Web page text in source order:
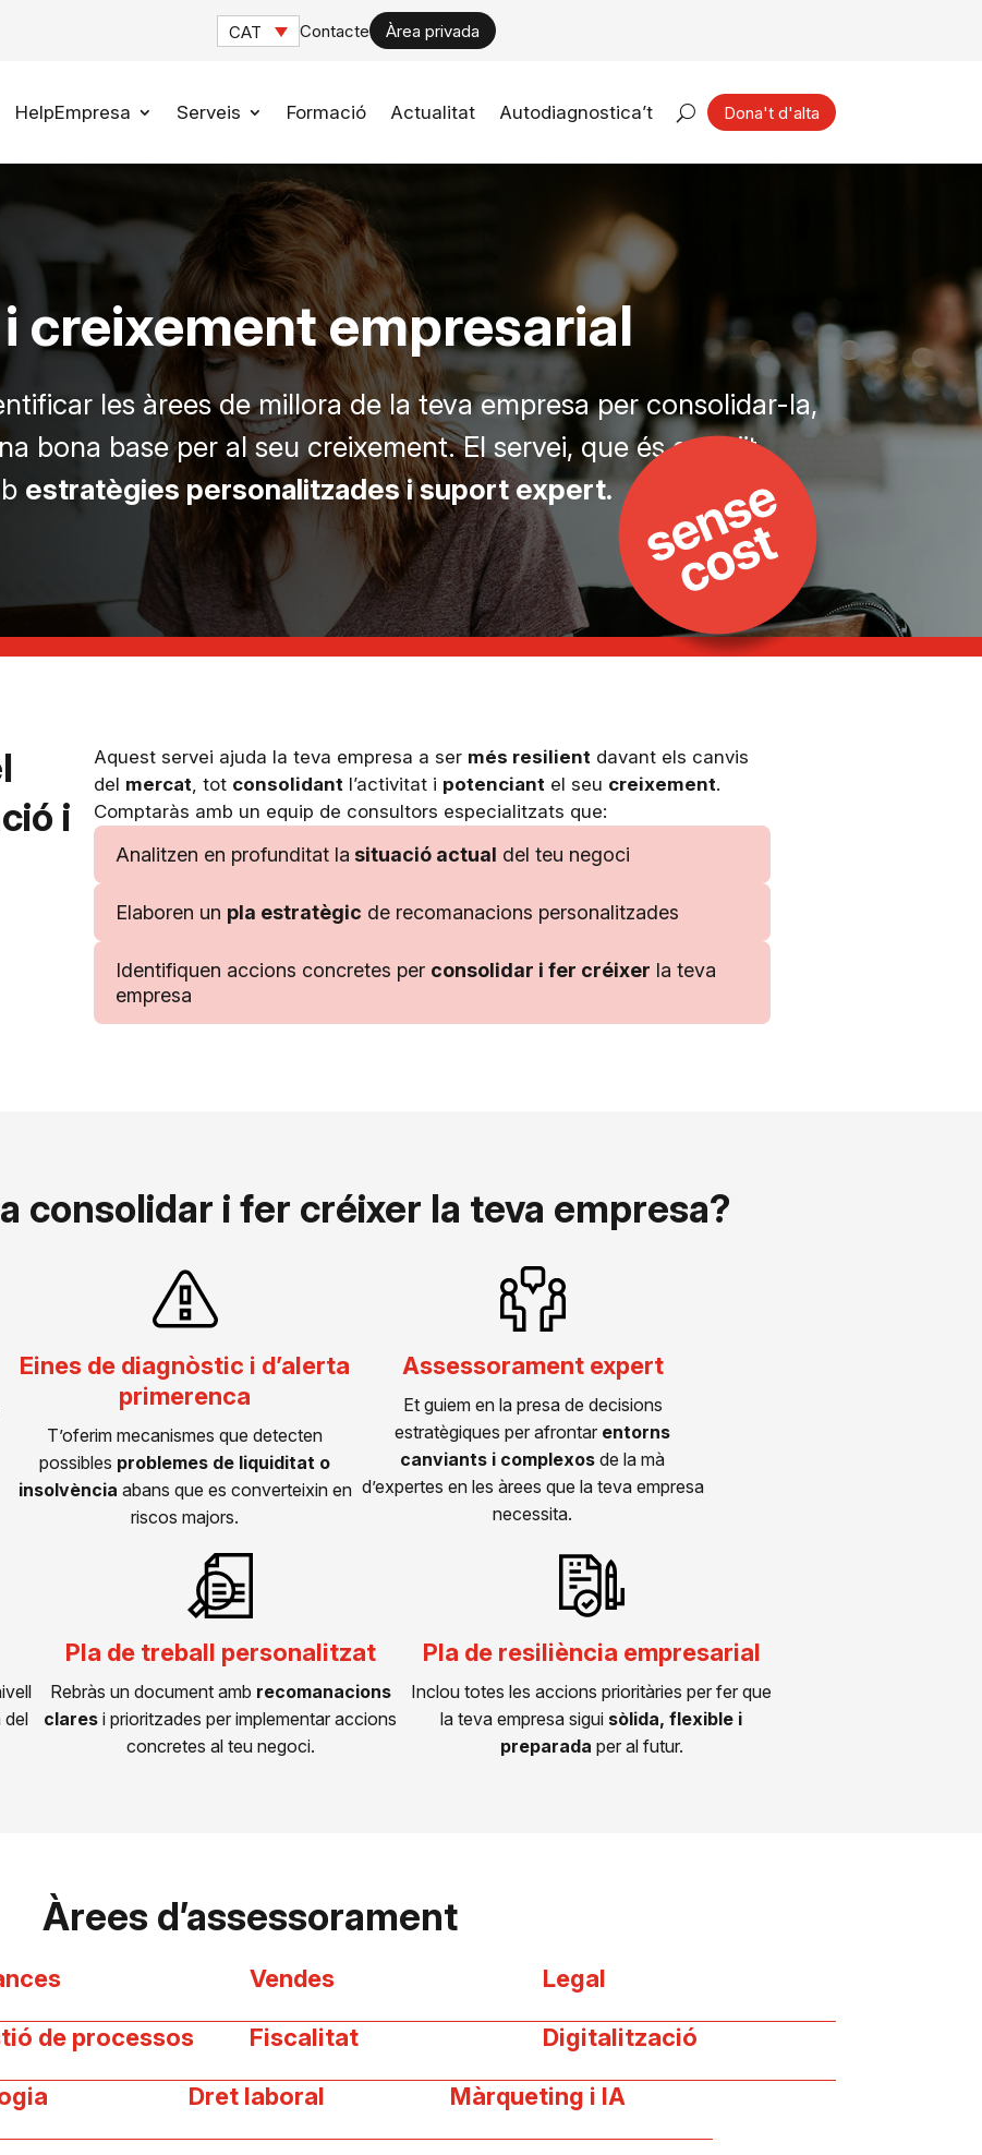
CAT Contacte Àrea privada
HelpEmpresa Serveis Formació Actualitat Autodiagnostica’t Dona't d'alta
creixement empresarial
les àrees de millora de la teva empresa per consolidar-la,
bona base per al seu creixement. El servei, que és gratuït,
estratègies personalitzades i suport expert.
i
Aquest servei ajuda la teva empresa a ser més resilient davant els canvis
del mercat, tot consolidant l’activitat i potenciant el seu creixement.
Comptaràs amb un equip de consultors especialitzats que:
Analitzen en profunditat la situació actual del teu negoci
Elaboren un pla estratègic de recomanacions personalitzades
Identifiquen accions concretes per consolidar i fer créixer la teva
empresa
consolidar i fer créixer la teva empresa?
Eines de diagnòstic i d’alerta
primerenca
T’oferim mecanismes que detecten
possibles problemes de liquiditat o
insolvència abans que es converteixin en
riscos majors.
Assessorament expert
Et guiem en la presa de decisions
estratègiques per afrontar entorns
canviants i complexos de la mà
d’expertes en les àrees que la teva empresa
necessita.
del
Pla de treball personalitzat
Rebràs un document amb recomanacions
clares i prioritzades per implementar accions
concretes al teu negoci.
Pla de resiliència empresarial
Inclou totes les accions prioritàries per fer que
la teva empresa sigui sòlida, flexible i
preparada per al futur.
Àrees d’assessorament
Vendes Legal
de processos Fiscalitat Digitalització
Dret laboral Màrqueting i IA